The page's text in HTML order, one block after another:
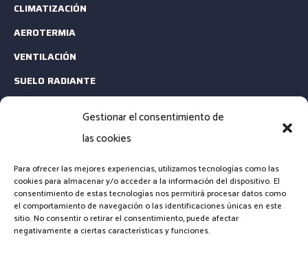
Gestionar el consentimiento de
las cookies
Para ofrecer las mejores experiencias, utilizamos tecnologías como las
cookies para almacenar y/o acceder a la información del dispositivo. El
consentimiento de estas tecnologías nos permitirá procesar datos como
el comportamiento de navegación o las identificaciones únicas en este
sitio. No consentir o retirar el consentimiento, puede afectar
negativamente a ciertas características y funciones.
CLIMATIZACIÓN
AEROTERMIA
VENTILACIÓN
SUELO RADIANTE
CONTACTA
EMAIL: INFO@CLIMARENOVA.ES
TELÉFONO: +34 661 23 13 64